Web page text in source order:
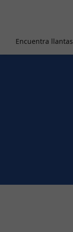
Encuentra llantas